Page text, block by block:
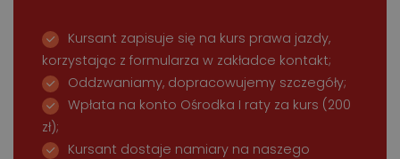
Kursant zapisuje się na kurs prawa jazdy,
korzystając z formularza w zakładce kontakt;
Oddzwaniamy, dopracowujemy szczegóły;
Wpłata na konto Ośrodka I raty za kurs (200
zł);
Kursant dostaje namiary na naszego